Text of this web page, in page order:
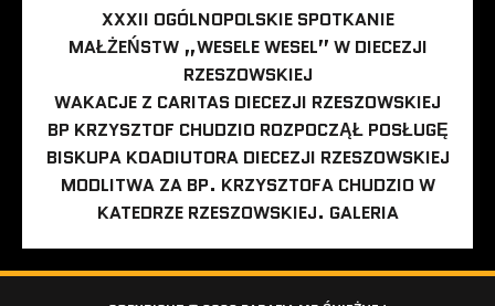
XXXII OGÓLNOPOLSKIE SPOTKANIE
MAŁŻEŃSTW „WESELE WESEL” W DIECEZJI
RZESZOWSKIEJ
WAKACJE Z CARITAS DIECEZJI RZESZOWSKIEJ
BP KRZYSZTOF CHUDZIO ROZPOCZĄŁ POSŁUGĘ
BISKUPA KOADIUTORA DIECEZJI RZESZOWSKIEJ
MODLITWA ZA BP. KRZYSZTOFA CHUDZIO W
KATEDRZE RZESZOWSKIEJ. GALERIA